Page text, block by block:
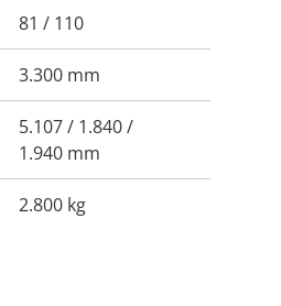
81 / 110
3.300 mm
5.107 / 1.840 /
1.940 mm
2.800 kg